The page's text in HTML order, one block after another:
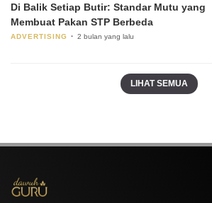
Di Balik Setiap Butir: Standar Mutu yang
Membuat Pakan STP Berbeda
ADVERTISING 2 bulan yang lalu
LIHAT SEMUA